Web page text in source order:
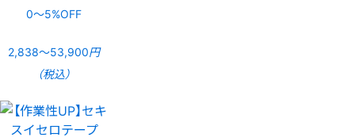
0〜5%OFF
2,838〜53,900円
（税込）